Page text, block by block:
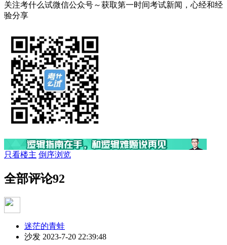
关注考什么试微信公众号～获取第一时间考试新闻，心经和经
验分享
只看楼主 倒序浏览
全部评论92
迷茫的青蛙
沙发 2023-7-20 22:39:48